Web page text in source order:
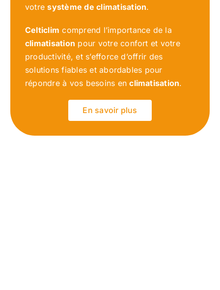
votresystème de climatisation.
Celticlim comprend l’importance de la
climatisation pour votre confort et votre
productivité, et s’efforce d’offrir des
solutions fiables et abordables pour
répondre à vos besoins enclimatisation.
En savoir plus